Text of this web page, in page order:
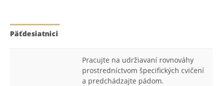
Päťdesiatnici
Pracujte na udržiavaní rovnováhy
prostredníctvom špecifických cvičení
a predchádzajte pádom.